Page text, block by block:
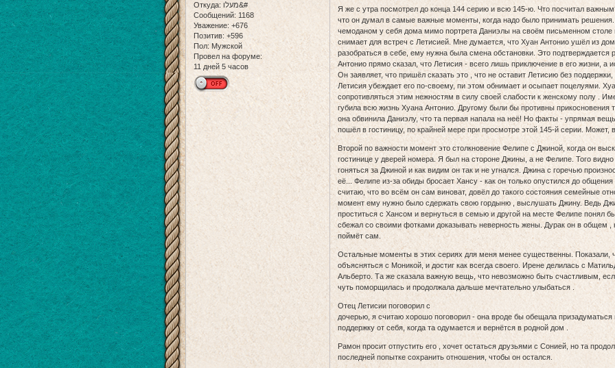
Откуда:
מעלו&#
Сообщений: 1168
Уважение: +676
Позитив: +596
Пол: Мужской
Провел на форуме:
11 дней 5 часов
Я же с утра посмотрел до конца 144 серию и всю 145-ю. Что посчитал
что он думал в самые важные моменты, когда надо было принимать
чемоданом у себя дома мимо портрета Даниэлы на своём письменном столе
снимает для встреч с Летисией. Мне думается, что Хуан Антонио ушёл из
разобраться в себе, ему нужна была смена обстановки. Это подтверждается
Антонио прямо сказал, что Летисия - всего лишь приключение в его жизни, а
Он заявляет, что пришёл сказать это , что не оставит Летисию без поддержки,
Летисия убеждает его по-своему, пи этом обнимает и осыпает поцелуями.
сопротивляться этим нежностям в силу своей слабости к женскому полу .
губила всю жизнь Хуана Антонио. Другому были бы противны прикосновения
она обвинила Даниэлу, что та первая напала на неё! Но факты - упрямая
пошёл в гостиницу, по крайней мере при просмотре этой 145-й серии. Может,
Второй по важности момент это столкновение Фелипе с Джиной, когда он
гостинице у дверей номера. Я был на стороне Джины, а не Фелипе. Того
гоняться за Джиной и как видим он так и не угнался. Джина с горечью
её... Фелипе из-за обиды бросает Хансу - как он только опустился до
считаю, что во всём он сам виноват, довёл до такого состояния семейные
момент ему нужно было сдержать свою гордыню , выслушать Джину. Ведь
проститься с Хансом и вернуться в семью и другой на месте Фелипе понял
сбежал со своими фотками доказывать неверность жены. Дурак он в общем
поймёт сам.
Остальные моменты в этих сериях для меня менее существенны. Показали,
объясняться с Моникой, и достиг как всегда своего. Ирене делилась с
Альберто. Та же сказала важную вещь, что невозможно быть счастливым,
чуть поморщилась и продолжала дальше мечтательно улыбаться .
Отец Летисии поговорил с
дочерью, я считаю хорошо поговорил - она вроде бы обещала
поддержку от себя, когда та одумается и вернётся в родной дом .
Рамон просит отпустить его , хочет остаться друзьями с Сонией, но та
последней попытке сохранить отношения, чтобы он остался.